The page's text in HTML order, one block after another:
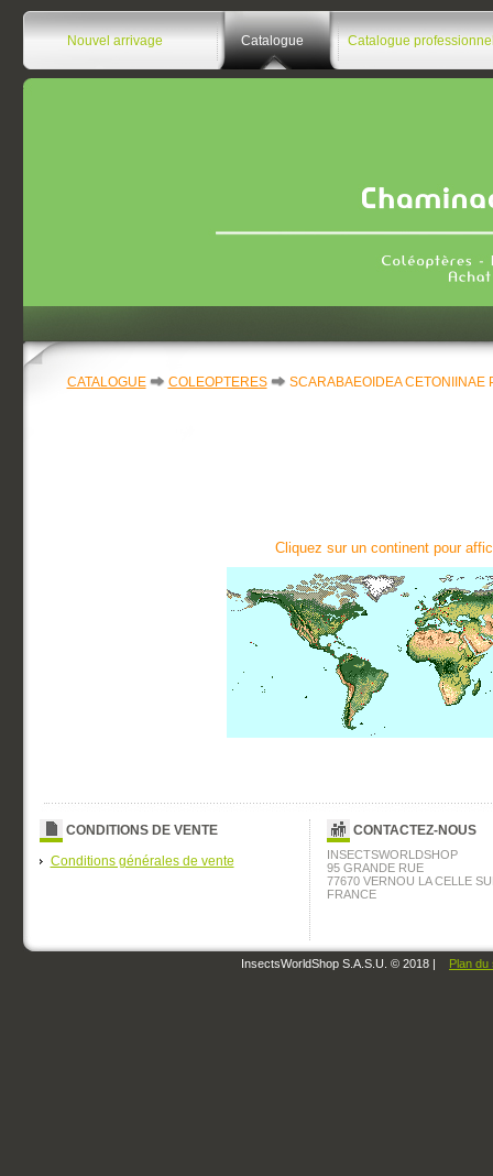
Nouvel arrivage Catalogue Catalogue
CATALOGUE COLEOPTERES SCARABAEOIDEA CETONIINAE
Cliquez sur un continent pour
CONDITIONS DE VENTE
Conditions générales de vente
CONTACTEZ-NOUS
INSECTSWORLDSHOP
95 GRANDE RUE
77670 VERNOU LA CELLE
FRANCE
InsectsWorldShop S.A.S.U. © 2018 | Plan du